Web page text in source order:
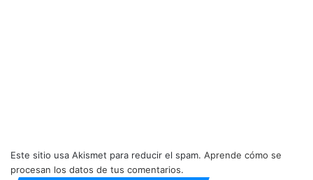
Este sitio usa Akismet para reducir el spam. Aprende cómo se
procesan los datos de tus comentarios.